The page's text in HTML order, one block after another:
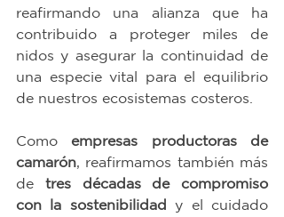
reafirmando una alianza que ha
contribuido a proteger miles de
nidos y asegurar la continuidad de
una especie vital para el equilibrio
de nuestros ecosistemas costeros.
Como empresas productoras de
camarón, reafirmamos también más
de tres décadas de compromiso
con la sostenibilidad y el cuidado